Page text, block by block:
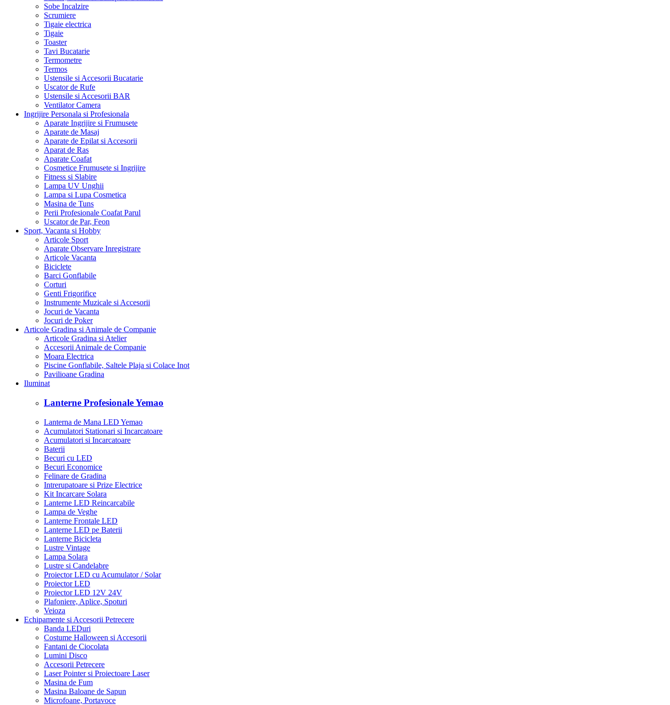
Sobe Incalzire
Scrumiere
Tigaie electrica
Tigaie
Toaster
Tavi Bucatarie
Termometre
Termos
Ustensile si Accesorii Bucatarie
Uscator de Rufe
Ustensile si Accesorii BAR
Ventilator Camera
Ingrijire Personala si Profesionala
Aparate Ingrijire si Frumusete
Aparate de Masaj
Aparate de Epilat si Accesorii
Aparat de Ras
Aparate Coafat
Cosmetice Frumusete si Ingrijire
Fitness si Slabire
Lampa UV Unghii
Lampa si Lupa Cosmetica
Masina de Tuns
Perii Profesionale Coafat Parul
Uscator de Par, Feon
Sport, Vacanta si Hobby
Articole Sport
Aparate Observare Inregistrare
Articole Vacanta
Biciclete
Barci Gonflabile
Corturi
Genti Frigorifice
Instrumente Muzicale si Accesorii
Jocuri de Vacanta
Jocuri de Poker
Articole Gradina si Animale de Companie
Articole Gradina si Atelier
Accesorii Animale de Companie
Moara Electrica
Piscine Gonflabile, Saltele Plaja si Colace Inot
Pavilioane Gradina
Iluminat
Lanterne Profesionale Yemao
Lanterna de Mana LED Yemao
Acumulatori Stationari si Incarcatoare
Acumulatori si Incarcatoare
Baterii
Becuri cu LED
Becuri Economice
Felinare de Gradina
Intrerupatoare si Prize Electrice
Kit Incarcare Solara
Lanterne LED Reincarcabile
Lampa de Veghe
Lanterne Frontale LED
Lanterne LED pe Baterii
Lanterne Bicicleta
Lustre Vintage
Lampa Solara
Lustre si Candelabre
Proiector LED cu Acumulator / Solar
Proiector LED
Proiector LED 12V 24V
Plafoniere, Aplice, Spoturi
Veioza
Echipamente si Accesorii Petrecere
Banda LEDuri
Costume Halloween si Accesorii
Fantani de Ciocolata
Lumini Disco
Accesorii Petrecere
Laser Pointer si Proiectoare Laser
Masina de Fum
Masina Baloane de Sapun
Microfoane, Portavoce